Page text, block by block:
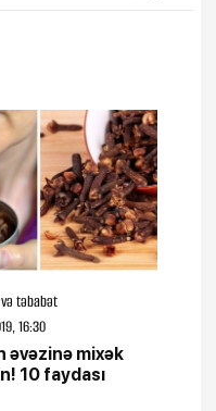
təbabət
16:30
əvəzinə mixək
10 faydası